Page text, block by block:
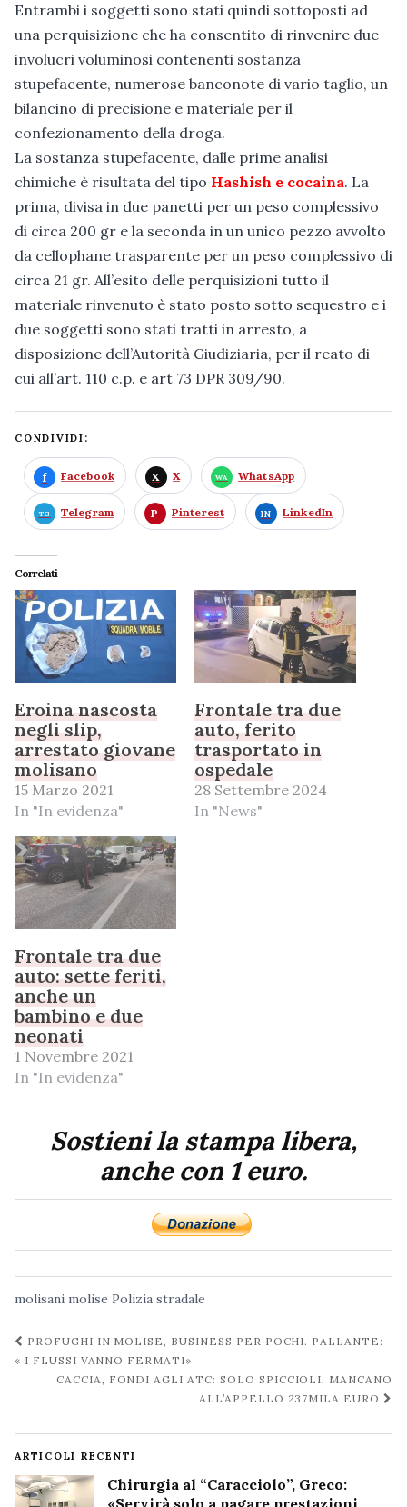
Entrambi i soggetti sono stati quindi sottoposti ad
una perquisizione che ha consentito di rinvenire due
involucri voluminosi contenenti sostanza
stupefacente, numerose banconote di vario taglio, un
bilancino di precisione e materiale per il
confezionamento della droga.
La sostanza stupefacente, dalle prime analisi
chimiche è risultata del tipo Hashish e cocaina. La
prima, divisa in due panetti per un peso complessivo
di circa 200 gr e la seconda in un unico pezzo avvolto
da cellophane trasparente per un peso complessivo di
circa 21 gr. All’esito delle perquisizioni tutto il
materiale rinvenuto è stato posto sotto sequestro e i
due soggetti sono stati tratti in arresto, a
disposizione dell’Autorità Giudiziaria, per il reato di
cui all’art. 110 c.p. e art 73 DPR 309/90.
CONDIVIDI:
Facebook X WhatsApp
Telegram Pinterest LinkedIn
Correlati
Eroina nascosta
negli slip,
arrestato giovane
molisano
15 Marzo 2021
In "In evidenza"
Frontale tra due
auto, ferito
trasportato in
ospedale
28 Settembre 2024
In "News"
Frontale tra due
auto: sette feriti,
anche un
bambino e due
neonati
1 Novembre 2021
In "In evidenza"
Sostieni la stampa libera,
anche con 1 euro.
molisani molise Polizia stradale
Navigazione
post
PROFUGHI IN MOLISE, BUSINESS PER POCHI. PALLANTE:
« I FLUSSI VANNO FERMATI»
CACCIA, FONDI AGLI ATC: SOLO SPICCIOLI, MANCANO
ALL’APPELLO 237MILA EURO
ARTICOLI RECENTI
Chirurgia al “Caracciolo”, Greco:
«Servirà solo a pagare prestazioni